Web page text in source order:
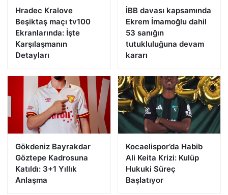
Hradec Kralove
Beşiktaş maçı tv100
Ekranlarında: İşte
Karşılaşmanın
Detayları
İBB davası kapsamında
Ekrem İmamoğlu dahil
53 sanığın
tutukluluğuna devam
kararı
Gökdeniz Bayrakdar
Göztepe Kadrosuna
Katıldı: 3+1 Yıllık
Anlaşma
Kocaelispor’da Habib
Ali Keita Krizi: Kulüp
Hukuki Süreç
Başlatıyor